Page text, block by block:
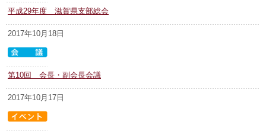
平成29年度 滋賀県支部総会
2017年10月18日
第10回 会長・副会長会議
2017年10月17日